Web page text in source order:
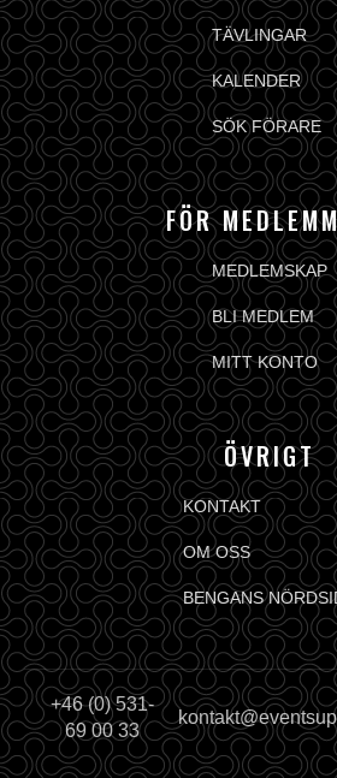
TÄVLINGAR
KALENDER
SÖK FÖRARE
FÖR
MEDLEMSKAP
BLI MEDLEM
MITT KONTO
ÖVRIGT
KONTAKT
OM OSS
BENGANS
+46 (0) 531-
69 00 33